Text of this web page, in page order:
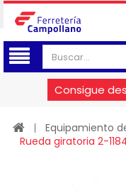
Consigue
Equipamiento
Rueda giratoria 2-